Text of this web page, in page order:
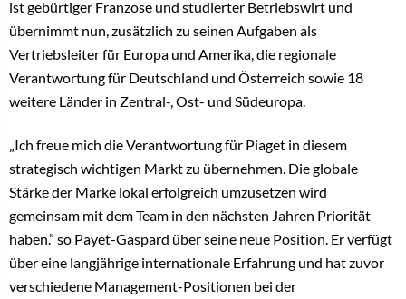
ist gebürtiger Franzose und studierter Betriebswirt und
übernimmt nun, zusätzlich zu seinen Aufgaben als
Vertriebsleiter für Europa und Amerika, die regionale
Verantwortung für Deutschland und Österreich sowie 18
weitere Länder in Zentral-, Ost- und Südeuropa.
„Ich freue mich die Verantwortung für Piaget in diesem
strategisch wichtigen Markt zu übernehmen. Die globale
Stärke der Marke lokal erfolgreich umzusetzen wird
gemeinsam mit dem Team in den nächsten Jahren Priorität
haben.” so Payet-Gaspard über seine neue Position. Er verfügt
über eine langjährige internationale Erfahrung und hat zuvor
verschiedene Management-Positionen bei der